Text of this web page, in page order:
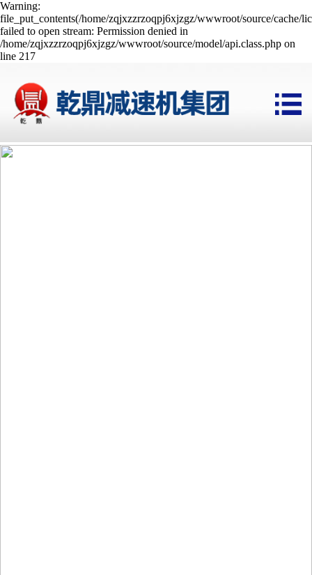
Warning:
file_put_contents(/home/zqjxzzrzoqpj6xjzgz/wwwroot/source/cache/
failed to open stream: Permission denied in
/home/zqjxzzrzoqpj6xjzgz/wwwroot/source/model/api.class.php on
line 217